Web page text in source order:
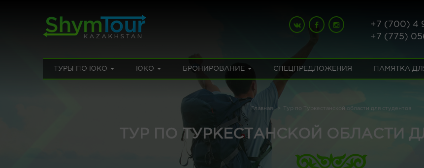
+7 (700) 4
+7 (775)
ТУРЫ ПО ЮКО ЮКО БРОНИРОВАНИЕ СПЕЦПРЕДЛОЖЕНИЯ ПАМЯТКА
Главная Тур по Туркестанской области для студентов
ТУР ПО ТУРКЕСТАНСКОЙ ОБЛАСТИ